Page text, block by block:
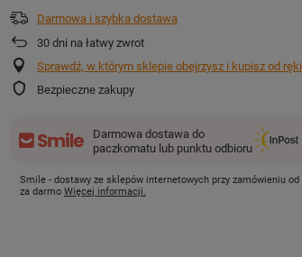
Darmowa i szybka dostawa
30 dni na łatwy zwrot
Sprawdź, w którym sklepie obejrzysz i kupisz od ręki
Bezpieczne zakupy
Darmowa dostawa do
paczkomatu lub punktu odbioru
Smile - dostawy ze sklepów internetowych przy zamówieniu od
za darmoWięcej informacji.